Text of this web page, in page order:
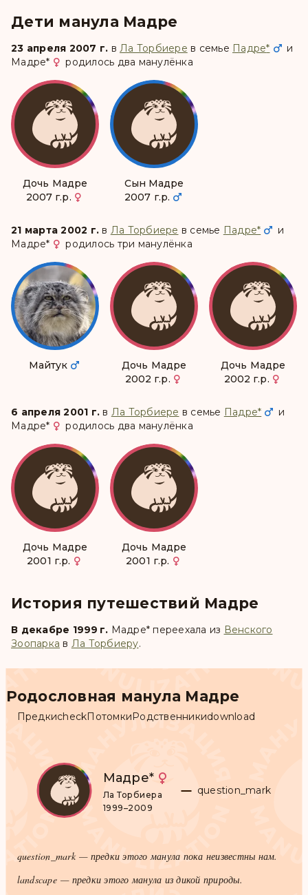
Дети манула Мадре
23 апреля 2007 г. в Ла Торбиере в семье Падре*
и
Мадре* родилось два манулёнка
Дочь Мадре
2007 г.р.
Сын Мадре
2007 г.р.
21 марта 2002 г. в Ла Торбиере в семье Падре*
и
Мадре* родилось три манулёнка
Майтук
Дочь Мадре
2002 г.р.
Дочь Мадре
2002 г.р.
6 апреля 2001 г. в Ла Торбиере в семье Падре*
и
Мадре* родилось два манулёнка
Дочь Мадре
2001 г.р.
Дочь Мадре
2001 г.р.
История путешествий Мадре
В декабре 1999 г. Мадре* переехала из Венского
Зоопарка в Ла Торбиеру.
Родословная манула Мадре
ПредкиcheckПотомкиРодственникиdownload
Мадре*
Ла Торбиера
1999–2009
question_mark
question_mark— предки этого манула пока неизвестны нам.
landscape— предки этого манула из дикой природы.